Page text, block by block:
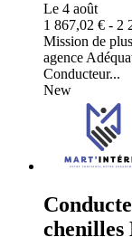
Le 4 août
1 867,02 € - 2
Mission de
agence
Conducteur...
New